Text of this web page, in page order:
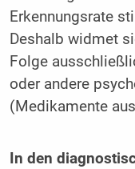
Erkennungsrate
Deshalb widmet
Folge
oder andere
(Medikamente
In den